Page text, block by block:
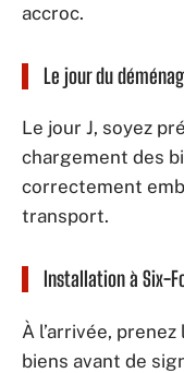
accroc.
Le jour du
Le jour J, soyez
chargement des
correctement
transport.
Installation à Six-
À l’arrivée,
biens avant de